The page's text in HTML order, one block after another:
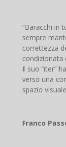
“Baracchi in
sempre
correttezza
condizionata
Il suo “iter”
verso una
spazio
Franco